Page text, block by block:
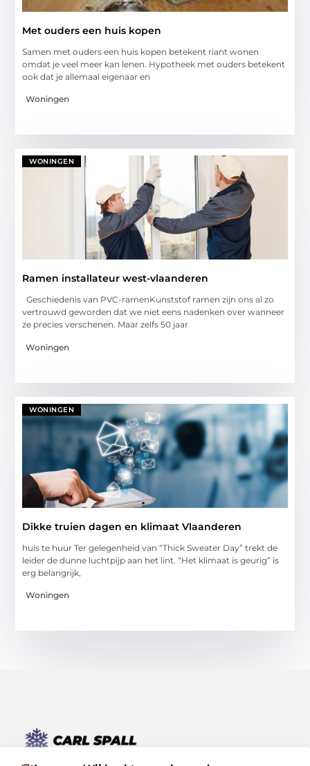
Met ouders een huis kopen
Samen met ouders een huis kopen betekent riant wonen
omdat je veel meer kan lenen. Hypotheek met ouders betekent
ook dat je allemaal eigenaar en
Woningen
WONINGEN
Ramen installateur west-vlaanderen
Geschiedenis van PVC-ramenKunststof ramen zijn ons al zo
vertrouwd geworden dat we niet eens nadenken over wanneer
ze precies verschenen. Maar zelfs 50 jaar
Woningen
WONINGEN
Dikke truien dagen en klimaat Vlaanderen
huis te huur Ter gelegenheid van “Thick Sweater Day” trekt de
leider de dunne luchtpijp aan het lint. “Het klimaat is geurig” is
erg belangrijk,
Woningen